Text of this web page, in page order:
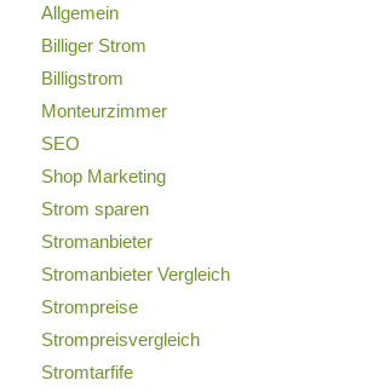
Allgemein
Billiger Strom
Billigstrom
Monteurzimmer
SEO
Shop Marketing
Strom sparen
Stromanbieter
Stromanbieter Vergleich
Strompreise
Strompreisvergleich
Stromtarfife